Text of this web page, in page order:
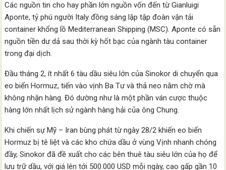
Các nguồn tin cho hay phần lớn nguồn vốn đến từ Gianluigi
Aponte, tỷ phú người Italy đồng sáng lập tập đoàn vận tải
container khổng lồ Mediterranean Shipping (MSC). Aponte có sẵn
nguồn tiền dư dả sau thời kỳ hốt bạc của ngành tàu container
trong đại dịch.
Đầu tháng 2, ít nhất 6 tàu dầu siêu lớn của Sinokor di chuyển qua
eo biển Hormuz, tiến vào vịnh Ba Tư và thả neo nằm chờ mà
không nhận hàng. Đó dường như là một phần ván cược thuộc
hàng lớn nhất lịch sử ngành hàng hải của ông Chung.
Khi chiến sự Mỹ – Iran bùng phát từ ngày 28/2 khiến eo biển
Hormuz bị tê liệt và các kho chứa dầu ở vùng Vịnh nhanh chóng
đầy, Sinokor đã đề xuất cho các bên thuê tàu siêu lớn của họ để
lưu trữ dầu, với giá lên tới 500.000 USD mỗi ngày, cao gấp gần 10